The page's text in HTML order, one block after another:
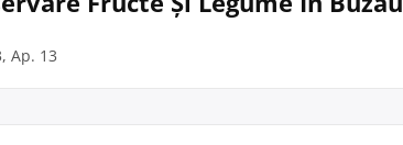
Ap. 13